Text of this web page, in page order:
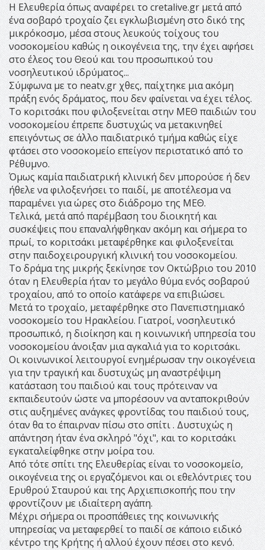
Η Ελευθερία όπως αναφέρει το cretalive.gr μετά από
ένα σοβαρό τροχαίο ζει εγκλωβισμένη στο δικό της
μικρόκοσμο, μέσα στους λευκούς τοίχους του
νοσοκομείου καθώς η οικογένεια της, την έχει αφήσει
στο έλεος του Θεού και του προσωπικού του
νοσηλευτικού ιδρύματος...
Σύμφωνα με το neatv.gr χθες, παίχτηκε μια ακόμη
πράξη ενός δράματος, που δεν φαίνεται να έχει τέλος.
Το κοριτσάκι που φιλοξενείται στην ΜΕΘ παιδιών του
νοσοκομείου έπρεπε δυστυχώς να μετακινηθεί
επειγόντως σε άλλο παιδιατρικό τμήμα καθώς είχε
φτάσει στο νοσοκομείο επείγον περιστατικό από το
Ρέθυμνο.
Όμως καμία παιδιατρική κλινική δεν μπορούσε ή δεν
ήθελε να φιλοξενήσει το παιδί, με αποτέλεσμα να
παραμένει για ώρες στο διάδρομο της ΜΕΘ.
Τελικά, μετά από παρέμβαση του διοικητή και
συσκέψεις που επαναλήφθηκαν ακόμη και σήμερα το
πρωί, το κοριτσάκι μεταφέρθηκε και φιλοξενείται
στην παιδοχειρουργική κλινική του νοσοκομείου.
Το δράμα της μικρής ξεκίνησε τον Οκτώβριο του 2010
όταν η Ελευθερία ήταν το μεγάλο θύμα ενός σοβαρού
τροχαίου, από το οποίο κατάφερε να επιβιώσει.
Μετά το τροχαίο, μεταφέρθηκε στο Πανεπιστημιακό
νοσοκομείο του Ηρακλείου. Γιατροί, νοσηλευτικό
προσωπικό, η διοίκηση και η κοινωνική υπηρεσία του
νοσοκομείου άνοιξαν μια αγκαλιά για το κοριτσάκι.
Οι κοινωνικοί λειτουργοί ενημέρωσαν την οικογένεια
για την τραγική και δυστυχώς μη αναστρέψιμη
κατάσταση του παιδιού και τους πρότειναν να
εκπαιδευτούν ώστε να μπορέσουν να ανταποκριθούν
στις αυξημένες ανάγκες φροντίδας του παιδιού τους,
όταν θα το έπαιρναν πίσω στο σπίτι . Δυστυχώς η
απάντηση ήταν ένα σκληρό "όχι", και το κοριτσάκι
εγκαταλείφθηκε στην μοίρα του.
Από τότε σπίτι της Ελευθερίας είναι το νοσοκομείο,
οικογένεια της οι εργαζόμενοι και οι εθελόντριες του
Ερυθρού Σταυρού και της Αρχιεπισκοπής που την
φροντίζουν με ιδιαίτερη αγάπη.
Μέχρι σήμερα οι προσπάθειες της κοινωνικής
υπηρεσίας να μεταφερθεί το παιδί σε κάποιο ειδικό
κέντρο της Κρήτης ή αλλού έχουν πέσει στο κενό.